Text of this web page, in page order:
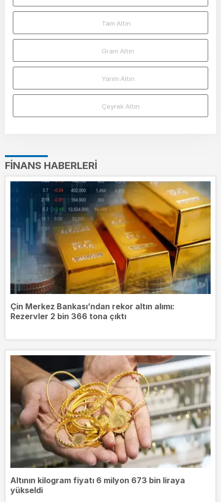
Tam Altın
Gram Altın
Yarım Altın
Çeyrek Altın
FINANS HABERLERI
Çin Merkez Bankası’ndan rekor altın alımı:
Rezervler 2 bin 366 tona çıktı
Altının kilogram fiyatı 6 milyon 673 bin liraya
yükseldi